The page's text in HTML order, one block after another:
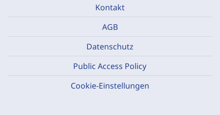
Kontakt
AGB
Datenschutz
Public Access Policy
Cookie-Einstellungen